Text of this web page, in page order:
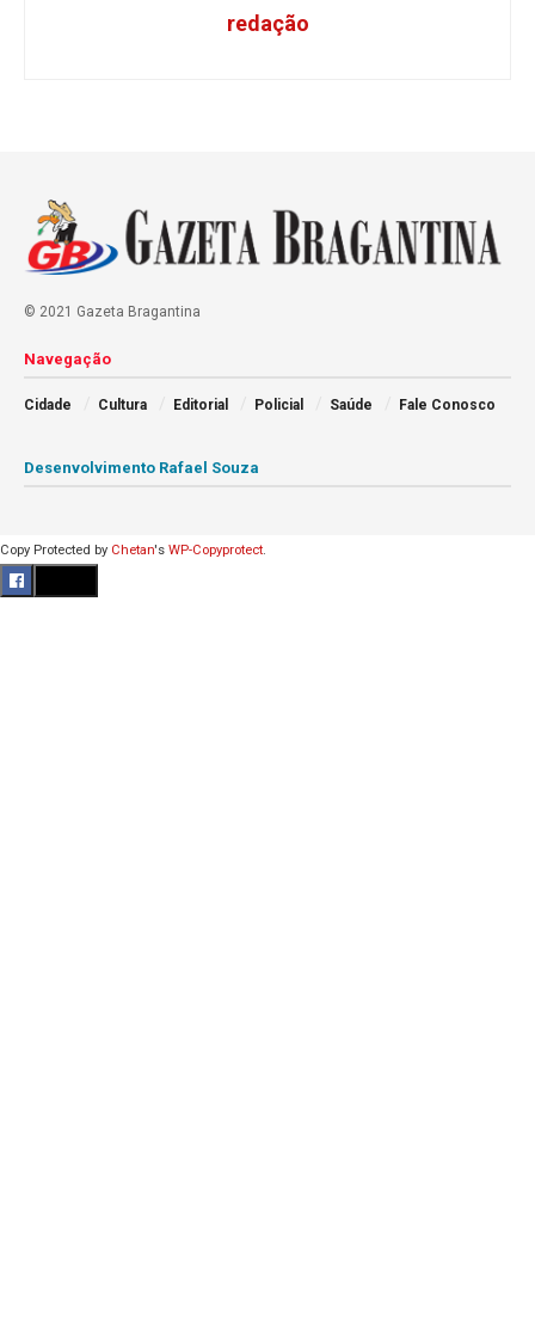
redação
© 2021 Gazeta Bragantina
Navegação
Cidade Cultura Editorial Policial Saúde Fale Conosco
Desenvolvimento Rafael Souza
Copy Protected by Chetan's WP-Copyprotect.